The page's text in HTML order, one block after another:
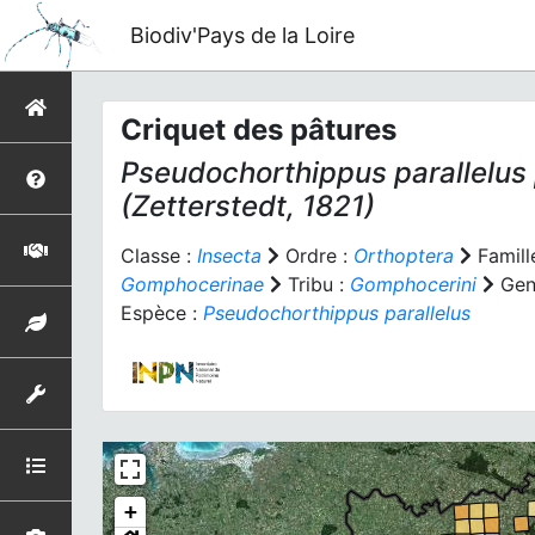
Biodiv'Pays de la Loire
Criquet des pâtures
Pseudochorthippus
(Zetterstedt, 1821)
Classe : Insecta Ordre : Orthoptera
Gomphocerinae
Tribu : Gomphocerini
Espèce : Pseudochorthippus parallelus
+